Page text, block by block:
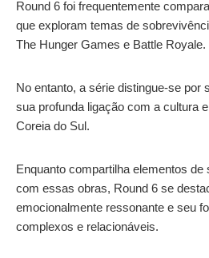
Round 6 foi frequentemente
que exploram temas de
The Hunger Games e Battle Royale.
No entanto, a série distingue-se por
sua profunda ligação com a cultura
Coreia do Sul.
Enquanto compartilha elementos
com essas obras, Round 6 se
emocionalmente ressonante e seu
complexos e relacionáveis.